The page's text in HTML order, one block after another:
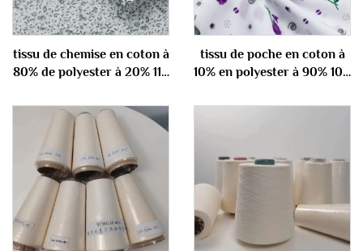
tissu de chemise en coton à
80% de polyester à 20% 110
tissu de poche en coton à
10% en polyester à 90% 100